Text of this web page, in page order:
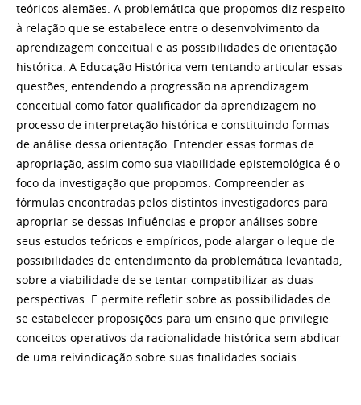
teóricos alemães. A problemática que propomos diz respeito
à relação que se estabelece entre o desenvolvimento da
aprendizagem conceitual e as possibilidades de orientação
histórica. A Educação Histórica vem tentando articular essas
questões, entendendo a progressão na aprendizagem
conceitual como fator qualificador da aprendizagem no
processo de interpretação histórica e constituindo formas
de análise dessa orientação. Entender essas formas de
apropriação, assim como sua viabilidade epistemológica é o
foco da investigação que propomos. Compreender as
fórmulas encontradas pelos distintos investigadores para
apropriar-se dessas influências e propor análises sobre
seus estudos teóricos e empíricos, pode alargar o leque de
possibilidades de entendimento da problemática levantada,
sobre a viabilidade de se tentar compatibilizar as duas
perspectivas. E permite refletir sobre as possibilidades de
se estabelecer proposições para um ensino que privilegie
conceitos operativos da racionalidade histórica sem abdicar
de uma reivindicação sobre suas finalidades sociais.